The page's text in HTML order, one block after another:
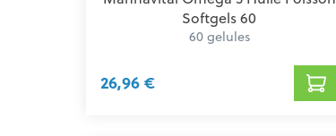
Softgels 60
60 gelules
26,96 €